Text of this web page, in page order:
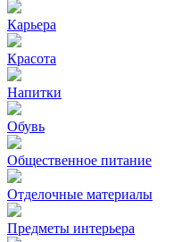
Карьера
Красота
Напитки
Обувь
Общественное питание
Отделочные материалы
Предметы интерьера